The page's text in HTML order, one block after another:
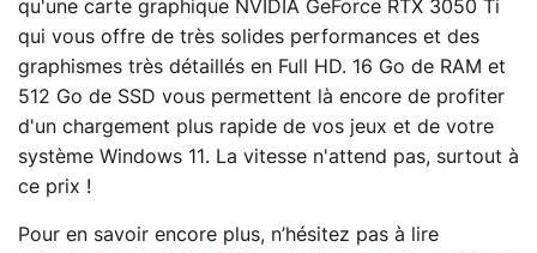
qu'une carte graphique NVIDIA GeForce RTX 3050 Ti
qui vous offre de très solides performances et des
graphismes très détaillés en Full HD. 16 Go de RAM et
512 Go de SSD vous permettent là encore de profiter
d'un chargement plus rapide de vos jeux et de votre
système Windows 11. La vitesse n'attend pas, surtout à
ce prix !
Pour en savoir encore plus, n’hésitez pas à lire